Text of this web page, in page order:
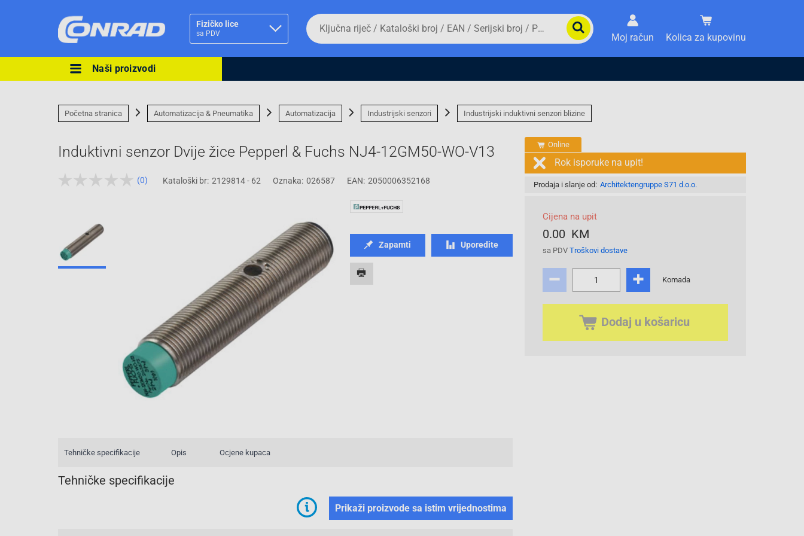
Fizičko lice
sa PDV
Ova postavka prilagođava asortiman proizvoda i
Pravno lice Fizičko lice
Da
biste
potražili
proizvod,
broj,
EAN
serijski
broj
Moj račun Kolica za kupovinu
Naši proizvodi
Početna stranica Automatizacija & Pneumatika Automatizacija Industrijski senzori Industrijski induktivni senzori blizine
Induktivni senzor Dvije žice Pepperl & Fuchs NJ4-12GM50-WO-V13
(0) Kataloški br: 2129814 - 62 Oznaka: 026587 EAN: 2050006352168
Online
Rok isporuke na upit!
Prodaja i slanje od: Architektengruppe S71 d.o.o.
Cijena na upit
0.00 KM
sa PDV Troškovi dostave
Komada
Dodaj u košaricu
Zapamti Uporedite
Tehničke specifikacije Opis Ocjene kupaca
Tehničke specifikacije
Prikaži proizvode sa istim vrijednostima